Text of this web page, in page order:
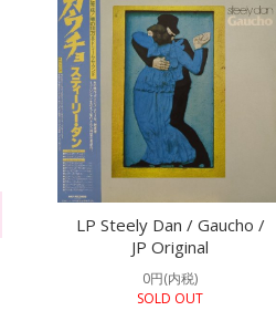
LP Steely Dan / Gaucho /
JP Original
0円(内税)
SOLD OUT